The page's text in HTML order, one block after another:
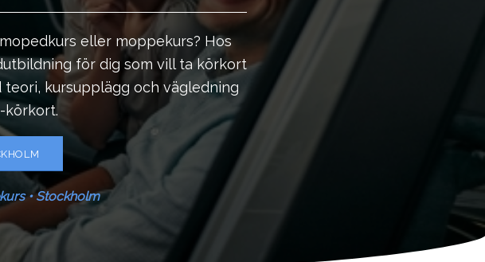
eller moppekurs? Hos
för dig som vill ta körkort
kursupplägg och vägledning
körkort.
• Stockholm